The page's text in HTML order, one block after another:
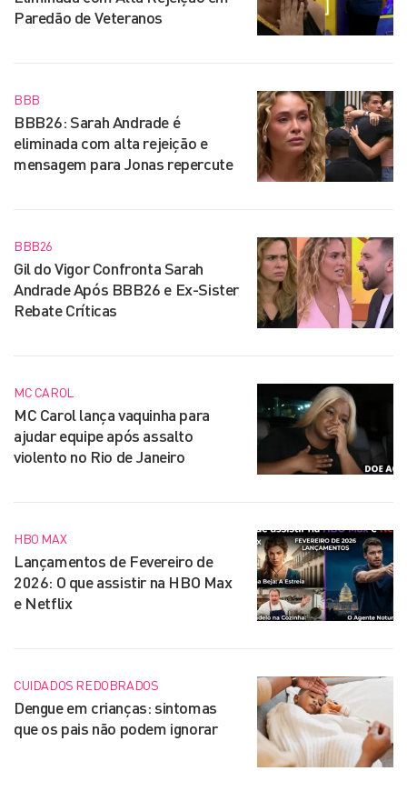
Paredão de Veteranos
BBB
BBB26: Sarah Andrade é
eliminada com alta rejeição e
mensagem para Jonas repercute
BBB26
Gil do Vigor Confronta Sarah
Andrade Após BBB26 e Ex-Sister
Rebate Críticas
MC CAROL
MC Carol lança vaquinha para
ajudar equipe após assalto
violento no Rio de Janeiro
HBO MAX
Lançamentos de Fevereiro de
2026: O que assistir na HBO Max
e Netflix
CUIDADOS REDOBRADOS
Dengue em crianças: sintomas
que os pais não podem ignorar